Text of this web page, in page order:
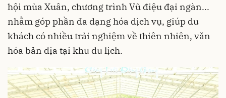
hội mùa Xuân, chương trình Vũ điệu đại ngàn...
nhằm góp phần đa dạng hóa dịch vụ, giúp du
khách có nhiều trải nghiệm về thiên nhiên, văn
hóa bản địa tại khu du lịch.